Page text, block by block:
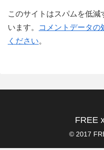
このサイトはスパムを低減
います。
コメントデータの
ください。
FREE
© 2017